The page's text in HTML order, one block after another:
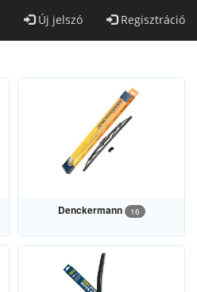
Új jelszó Regisztráció
Denckermann 16